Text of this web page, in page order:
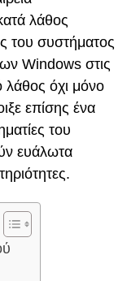
λάθος
του συστήματος
Windows στις
λάθος όχι μόνο
επίσης ένα
του
ευάλωτα